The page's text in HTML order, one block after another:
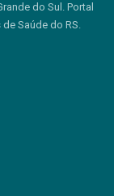
do Sul. Portal
Saúde do RS.